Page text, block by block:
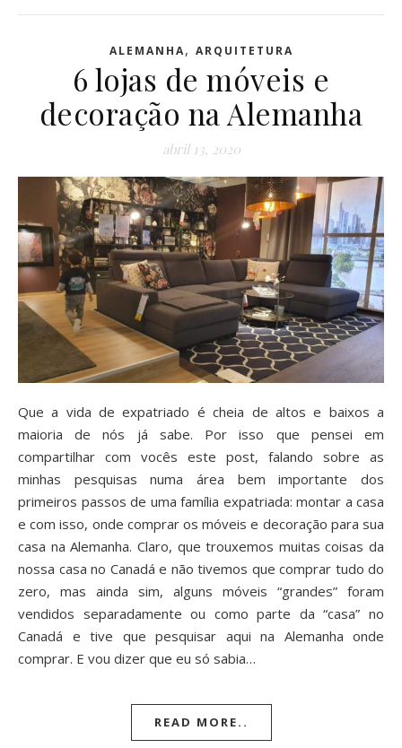
ALEMANHA, ARQUITETURA
6 lojas de móveis e
decoração na Alemanha
abril 13, 2020
Que a vida de expatriado é cheia de altos e baixos a
maioria de nós já sabe. Por isso que pensei em
compartilhar com vocês este post, falando sobre as
minhas pesquisas numa área bem importante dos
primeiros passos de uma família expatriada: montar a casa
e com isso, onde comprar os móveis e decoração para sua
casa na Alemanha. Claro, que trouxemos muitas coisas da
nossa casa no Canadá e não tivemos que comprar tudo do
zero, mas ainda sim, alguns móveis “grandes” foram
vendidos separadamente ou como parte da “casa” no
Canadá e tive que pesquisar aqui na Alemanha onde
comprar. E vou dizer que eu só sabia…
READ MORE..